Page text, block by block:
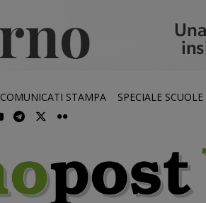
COMUNICATI STAMPA SPECIALE SCUOLE